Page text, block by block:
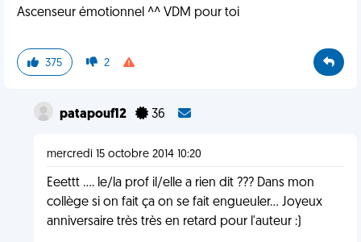
Ascenseur émotionnel ^^ VDM pour toi
375 2
patapouf12 36
mercredi 15 octobre 2014 10:20
Eeettt .... le/la prof il/elle a rien dit ??? Dans mon
collège si on fait ça on se fait engueuler... Joyeux
anniversaire très très en retard pour l'auteur :)